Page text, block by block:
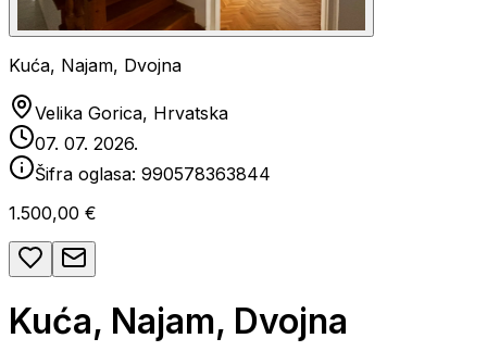
Kuća, Najam, Dvojna
Velika Gorica, Hrvatska
07. 07. 2026.
Šifra oglasa: 990578363844
1.500,00 €
Kuća, Najam, Dvojna